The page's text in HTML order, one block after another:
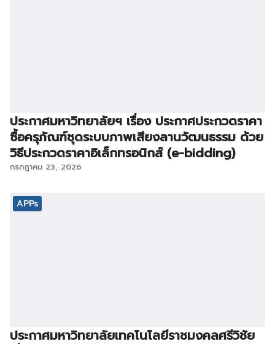
ประกาศมหาวิทยาลัยฯ เรื่อง ประกาศประกวดราคา
ซื้อครุภัณฑ์ชุดระบบภาพเสียงลานวัฒนธรรม ด้วย
วิธีประกวดราคาอิเล็กทรอนิกส์ (e-bidding)
กรกฎาคม 23, 2026
APPs
ประกาศมหาวิทยาลัยเทคโนโลยีราชมงคลศรีวิชัย